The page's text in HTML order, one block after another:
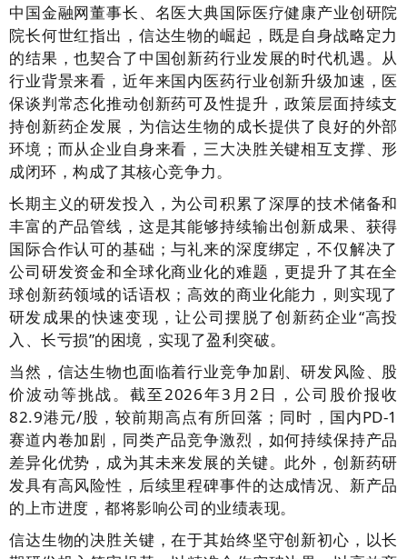
中国金融网董事长、名医大典国际医疗健康产业创研院
院长何世红指出， 信达生物的崛起，既是自身战略定力
的结果，也契合了中国创新药行业发展的时代机遇。从
行业背景来看，近年来国内医药行业创新升级加速，医
保谈判常态化推动创新药可及性提升，政策层面持续支
持创新药企发展，为信达生物的成长提供了良好的外部
环境；而从企业自身来看，三大决胜关键相互支撑、形
成闭环，构成了其核心竞争力。
长期主义的研发投入，为公司积累了深厚的技术储备和
丰富的产品管线，这是其能够持续输出创新成果、获得
国际合作认可的基础；与礼来的深度绑定，不仅解决了
公司研发资金和全球化商业化的难题，更提升了其在全
球创新药领域的话语权；高效的商业化能力，则实现了
研发成果的快速变现，让公司摆脱了创新药企业“高投
入、长亏损”的困境，实现了盈利突破。
当然，信达生物也面临着行业竞争加剧、研发风险、股
价波动等挑战。截至2026年3月2日，公司股价报收
82.9港元/股，较前期高点有所回落；同时，国内PD-1
赛道内卷加剧，同类产品竞争激烈，如何持续保持产品
差异化优势，成为其未来发展的关键。此外，创新药研
发具有高风险性，后续里程碑事件的达成情况、新产品
的上市进度，都将影响公司的业绩表现。
信达生物的决胜关键，在于其始终坚守创新初心，以长